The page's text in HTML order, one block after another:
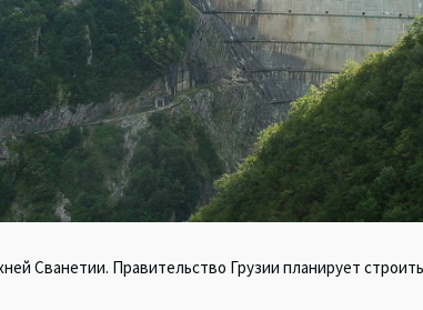
Сванетии. Правительство Грузии планирует